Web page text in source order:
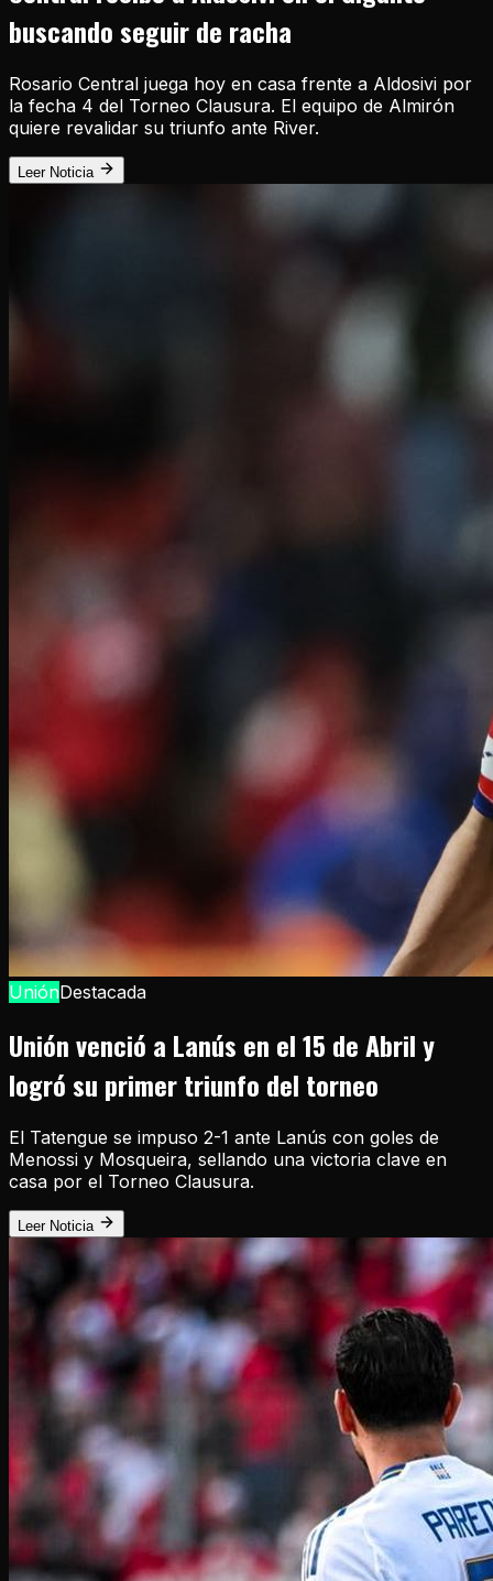
buscando seguir de racha
Rosario Central juega hoy en casa frente a Aldosivi por
la fecha 4 del Torneo Clausura. El equipo de Almirón
quiere revalidar su triunfo ante River.
Leer Noticia
UniónDestacada
Unión venció a Lanús en el 15 de Abril y
logró su primer triunfo del torneo
El Tatengue se impuso 2-1 ante Lanús con goles de
Menossi y Mosqueira, sellando una victoria clave en
casa por el Torneo Clausura.
Leer Noticia